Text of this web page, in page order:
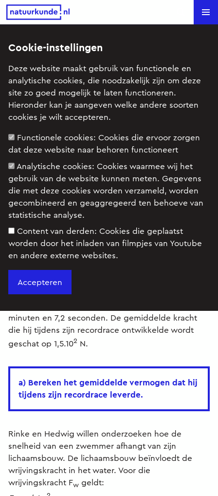
Natuurkunde.nl Search
Zwemmers (VWO-2 2001)
Onderwerp: Arbeid en energie, Kracht en beweging,
Rechtlijnige beweging
Examenopgave natuurkunde 2 2001 tijdvak 1:
opgave 6
Opgave
Rinke doet aan wedstrijdzwemmen. Zijn
minuten en 7,2 seconden. De gemiddelde kracht
die hij tijdens zijn recordrace ontwikkelde wordt
geschat op 1,5.102 N.
a) Bereken het gemiddelde vermogen dat hij
tijdens zijn recordrace leverde.
Rinke en Hedwig willen onderzoeken hoe de
snelheid van een zwemmer afhangt van zijn
lichaamsbouw. De lichaamsbouw beïnvloedt de
wrijvingskracht in het water. Voor die
wrijvingskracht Fw geldt:
Cookie-instellingen
Deze website maakt gebruik van functionele en
analytische cookies, die noodzakelijk zijn om deze
site zo goed mogelijk te laten functioneren.
Hieronder kan je aangeven welke andere soorten
cookies je wilt accepteren.
Functionele cookies: Cookies die ervoor zorgen
dat deze website naar behoren functioneert
Analytische cookies: Cookies waarmee wij het
gebruik van de website kunnen meten. Gegevens
die met deze cookies worden verzameld, worden
gecombineerd en geaggregeerd ten behoeve van
statistische analyse.
Content van derden: Cookies die geplaatst
worden door het inladen van filmpjes van Youtube
en andere externe websites.